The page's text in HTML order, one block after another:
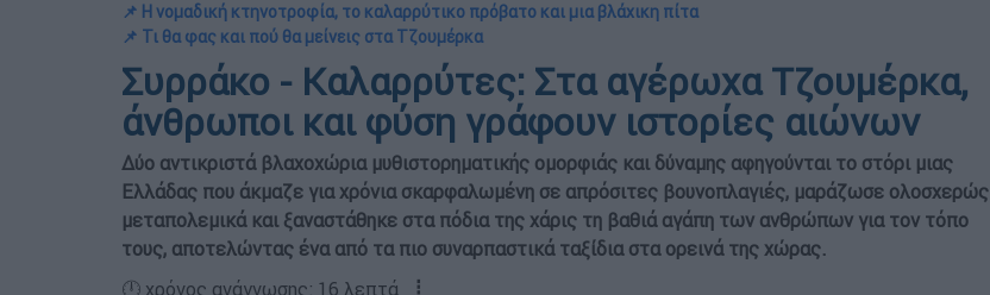
📌 Η νομαδική κτηνοτροφία, το καλαρρύτικο πρόβατο και μια βλάχικη πίτα
📌 Τι θα φας και πού θα μείνεις στα Τζουμέρκα
Συρράκο - Καλαρρύτες: Στα αγέρωχα Τζουμέρκα,
άνθρωποι και φύση γράφουν ιστορίες αιώνων
Δύο αντικριστά βλαχοχώρια μυθιστορηματικής ομορφιάς και δύναμης αφηγούνται το στόρι μιας
Ελλάδας που άκμαζε για χρόνια σκαρφαλωμένη σε απρόσιτες βουνοπλαγιές, μαράζωσε ολοσχερώς
μεταπολεμικά και ξαναστάθηκε στα πόδια της χάρις τη βαθιά αγάπη των ανθρώπων για τον τόπο
τους, αποτελώντας ένα από τα πιο συναρπαστικά ταξίδια στα ορεινά της χώρας.
🕛 χρόνος ανάγνωσης: 16 λεπτά ┋